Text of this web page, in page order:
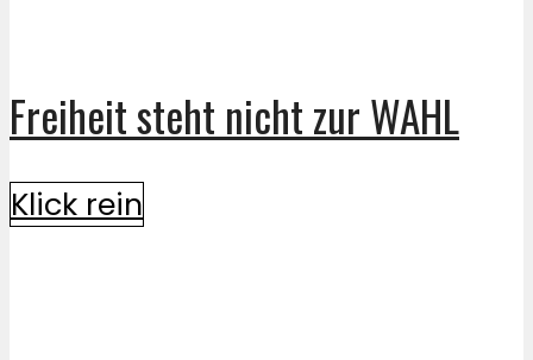
Freiheit steht nicht zur WAHL
Klick rein